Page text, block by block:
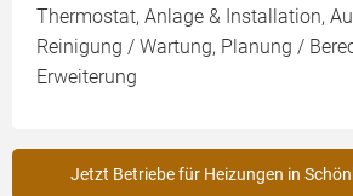
Thermostat, Anlage & Installation,
Reinigung / Wartung, Planung /
Erweiterung
Jetzt Betriebe für Heizungen in